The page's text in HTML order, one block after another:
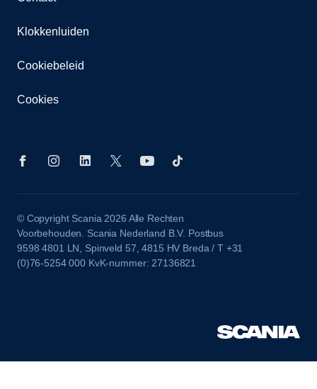
Klokkenluiden
Cookiebeleid
Cookies
© Copyright Scania 2026 Alle Rechten
Voorbehouden. Scania Nederland B.V. Postbus
9598 4801 LN, Spinveld 57, 4815 HV Breda / T +31
(0)76-5254 000 KvK-nummer: 27136821